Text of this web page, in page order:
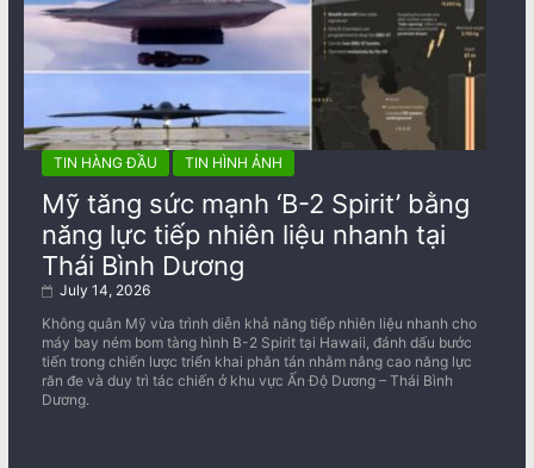
TIN HÀNG ĐẦU TIN HÌNH ẢNH
Mỹ tăng sức mạnh ‘B-2 Spirit’ bằng
năng lực tiếp nhiên liệu nhanh tại
Thái Bình Dương
July 14, 2026
Không quân Mỹ vừa trình diễn khả năng tiếp nhiên liệu nhanh cho
máy bay ném bom tàng hình B-2 Spirit tại Hawaii, đánh dấu bước
tiến trong chiến lược triển khai phân tán nhằm nâng cao năng lực
răn đe và duy trì tác chiến ở khu vực Ấn Độ Dương – Thái Bình
Dương.